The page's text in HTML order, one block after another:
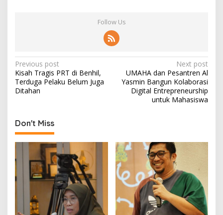
Follow Us
P
o
s
n
a
v
i
g
Previous post
Kisah Tragis PRT di Benhil,
Terduga Pelaku Belum Juga
Ditahan
Next post
UMAHA dan Pesantren Al
Yasmin Bangun Kolaborasi
Digital Entrepreneurship
untuk Mahasiswa
Don't Miss